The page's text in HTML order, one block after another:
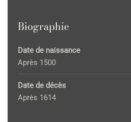
Biographie
Date de naissance
Après 1500
Date de décès
Après 1614